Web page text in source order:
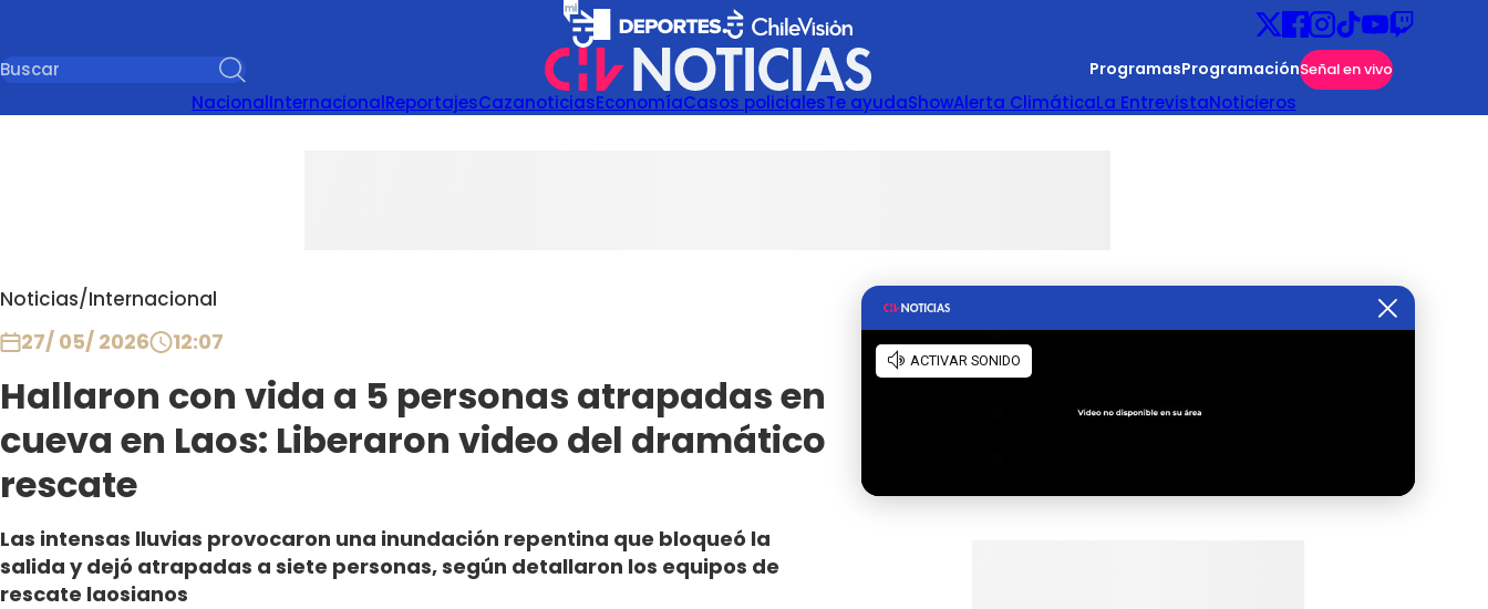
ProgramasProgramaciónSeñal en vivo
NacionalInternacionalReportajesCazanoticiasEconomíaCasos policialesTe ayudaShowAlerta ClimáticaLa EntrevistaNoticieros
Noticias/Internacional
27/ 05/ 2026 12:07
Hallaron con vida a 5 personas atrapadas en
cueva en Laos: Liberaron video del dramático
rescate
Las intensas lluvias provocaron una inundación repentina que bloqueó la
salida y dejó atrapadas a siete personas, según detallaron los equipos de
rescate laosianos